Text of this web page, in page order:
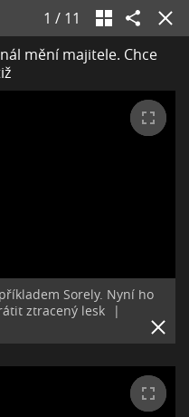
1 / 11
mění majitele. Chce
Sorely. Nyní ho
ztracený lesk
|